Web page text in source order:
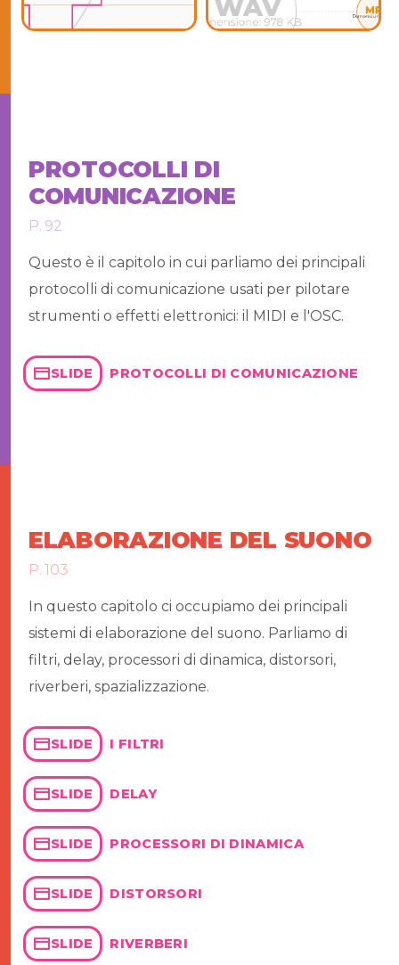
PROTOCOLLI DI
COMUNICAZIONE
P. 92
Questo è il capitolo in cui parliamo dei principali
protocolli di comunicazione usati per pilotare
strumenti o effetti elettronici: il MIDI e l'OSC.
SLIDE PROTOCOLLI DI COMUNICAZIONE
ELABORAZIONE DEL SUONO
P. 103
In questo capitolo ci occupiamo dei principali
sistemi di elaborazione del suono. Parliamo di
filtri, delay, processori di dinamica, distorsori,
riverberi, spazializzazione.
SLIDE I FILTRI
SLIDE DELAY
SLIDE PROCESSORI DI DINAMICA
SLIDE DISTORSORI
SLIDE RIVERBERI